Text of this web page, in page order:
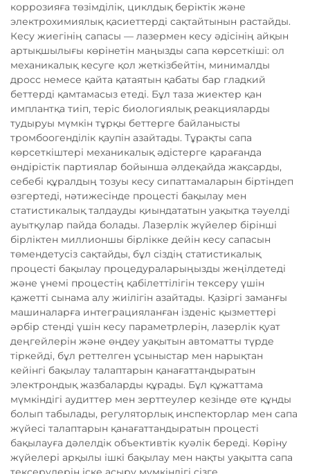
коррозияға төзімділік, циклдық беріктік және
электрохимиялық қасиеттерді сақтайтынын растайды.
Кесу жиегінің сапасы — лазермен кесу әдісінің айқын
артықшылығы көрінетін маңызды сапа көрсеткіші: ол
механикалық кесуге қол жеткізбейтін, минималды
дросс немесе қайта қатаятын қабаты бар гладкий
беттерді қамтамасыз етеді. Бұл таза жиектер қан
имплантқа тиіп, теріс биологиялық реакцияларды
тудыруы мүмкін тұрқы беттерге байланысты
тромбоогенділік қаупін азайтады. Тұрақты сапа
көрсеткіштері механикалық әдістерге қарағанда
өндірістік партиялар бойынша әлдеқайда жақсарды,
себебі құралдың тозуы кесу сипаттамаларын біртіндеп
өзгертеді, нәтижесінде процесті бақылау мен
статистикалық талдауды қиындататын уақытқа тәуелді
ауытқулар пайда болады. Лазерлік жүйелер бірінші
бірліктен миллионшы бірлікке дейін кесу сапасын
төмендетусіз сақтайды, бұл сіздің статистикалық
процесті бақылау процедураларыңызды жеңілдетеді
және үнемі процестің қабілеттілігін тексеру үшін
қажетті сынама алу жиілігін азайтады. Қазіргі заманғы
машиналарға интеграцияланған ізденіс қызметтері
әрбір стенді үшін кесу параметрлерін, лазерлік қуат
деңгейлерін және өңдеу уақытын автоматты түрде
тіркейді, бұл реттелген ұсыныстар мен нарықтан
кейінгі бақылау талаптарын қанағаттандыратын
электрондық жазбаларды құрады. Бұл құжаттама
мүмкіндігі аудиттер мен зерттеулер кезінде өте құнды
болып табылады, регуляторлық инспекторлар мен сапа
жүйесі талаптарын қанағаттандыратын процесті
бақылауға дәлелдік объективтік куәлік береді. Көріну
жүйелері арқылы ішкі бақылау мен нақты уақытта сапа